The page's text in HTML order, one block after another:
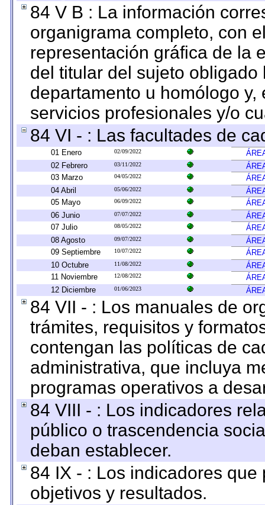
84 V B : La información
organigrama completo, con
representación gráfica de la
del titular del sujeto
departamento u homólogo
servicios profesionales y/o
84 VI - : Las facultades de
01 Enero 02/09/2022
02 Febrero
03/11/2022
03 Marzo
04/05/2022
04 Abril
05/06/2022
05 Mayo
06/09/2022
06 Junio
07/07/2022
07 Julio
08/05/2022
08 Agosto
09/07/2022
09 Septiembre
10/07/2022
10 Octubre
11/08/2022
11 Noviembre
12/08/2022
12 Diciembre
01/06/2023
84 VII - : Los manuales de
trámites, requisitos y
contengan las políticas de
administrativa, que incluya
programas operativos a
84 VIII - : Los indicadores
público o trascendencia
deban establecer.
84 IX - : Los indicadores
objetivos y resultados.